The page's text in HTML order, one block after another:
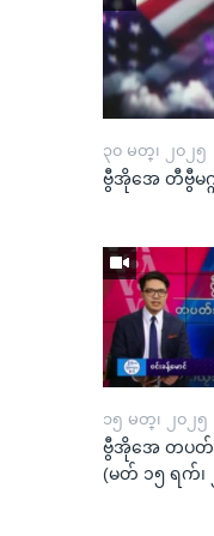
၃၀ မတ္၊ ၂၀၂၅
ဗွီအိုအေ တီဗွီမဂ္ဂ
၁၅ မတ္၊ ၂၀၂၅
ဗွီအိုအေ တပ
(မတ် ၁၅ ရက်၊